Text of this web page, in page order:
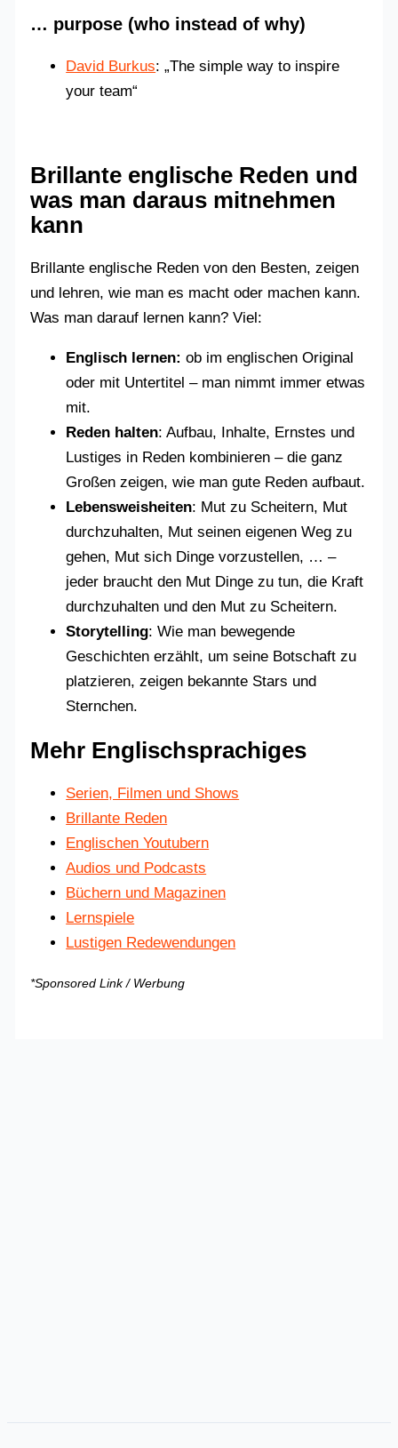
… purpose (who instead of why)
David Burkus: „The simple way to inspire
your team“
Brillante englische Reden und
was man daraus mitnehmen
kann
Brillante englische Reden von den Besten, zeigen
und lehren, wie man es macht oder machen kann.
Was man darauf lernen kann? Viel:
Englisch lernen: ob im englischen Original
oder mit Untertitel – man nimmt immer etwas
mit.
Reden halten: Aufbau, Inhalte, Ernstes und
Lustiges in Reden kombinieren – die ganz
Großen zeigen, wie man gute Reden aufbaut.
Lebensweisheiten: Mut zu Scheitern, Mut
durchzuhalten, Mut seinen eigenen Weg zu
gehen, Mut sich Dinge vorzustellen, … –
jeder braucht den Mut Dinge zu tun, die Kraft
durchzuhalten und den Mut zu Scheitern.
Storytelling: Wie man bewegende
Geschichten erzählt, um seine Botschaft zu
platzieren, zeigen bekannte Stars und
Sternchen.
Mehr Englischsprachiges
Serien, Filmen und Shows
Brillante Reden
Englischen Youtubern
Audios und Podcasts
Büchern und Magazinen
Lernspiele
Lustigen Redewendungen
*Sponsored Link / Werbung